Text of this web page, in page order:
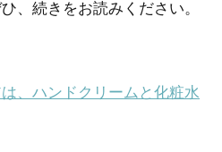
、続きをお読みください。
、ハンドクリームと化粧水